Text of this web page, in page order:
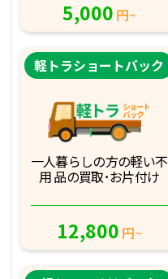
5,000 円~
軽トラショートバック
一人暮らしの方の軽い不
用 品の買取･お片付け
12,800 円~